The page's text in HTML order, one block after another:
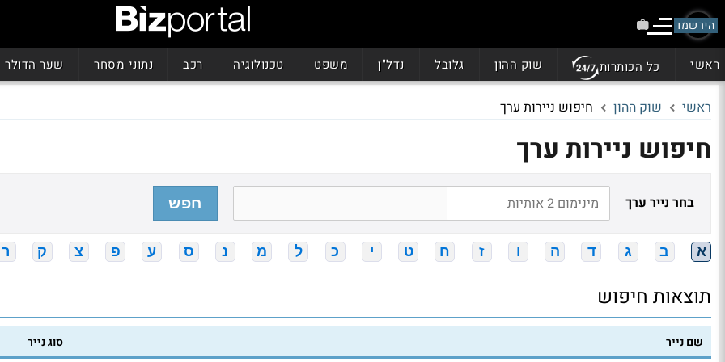
הירשמו
ראשי כל הכותרות שוק ההון גלובל נדל"ן משפט טכנולוגיה רכב נתוני מסחר שער הדולר
ראשי שוק ההון חיפוש ניירות ערך
חיפוש ניירות ערך
בחר נייר ערך חפש
א ב ג ד ה ו ז ח ט י כ ל מ נ ס ע פ צ ק ר
תוצאות חיפוש
שם נייר סוג נייר